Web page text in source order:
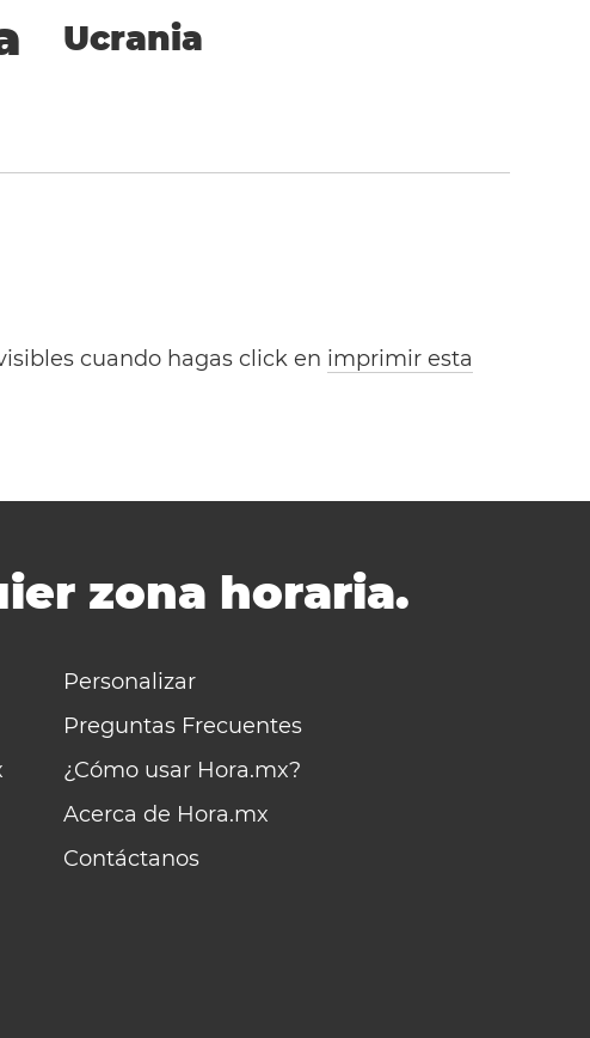
Ucrania
cuando hagas click en imprimir esta
zona horaria.
Personalizar
Preguntas Frecuentes
¿Cómo usar Hora.mx?
Acerca de Hora.mx
Contáctanos